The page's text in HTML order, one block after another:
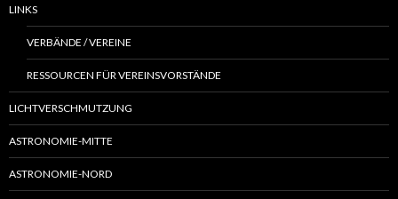
LINKS
VERBÄNDE / VEREINE
RESSOURCEN FÜR VEREINSVORSTÄNDE
LICHTVERSCHMUTZUNG
ASTRONOMIE-MITTE
ASTRONOMIE-NORD